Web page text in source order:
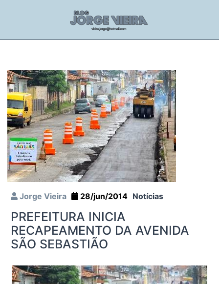
Jorge Vieira 28/jun/2014 Notícias
PREFEITURA INICIA
RECAPEAMENTO DA AVENIDA
SÃO SEBASTIÃO